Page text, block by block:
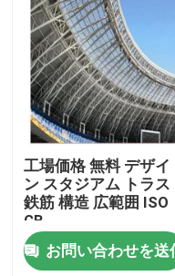
家
プロダクト
工場価格 無料 デザイ
ン スタジアム トラス
鉄筋 構造 広範囲 ISO
GB
お問い合わせを送